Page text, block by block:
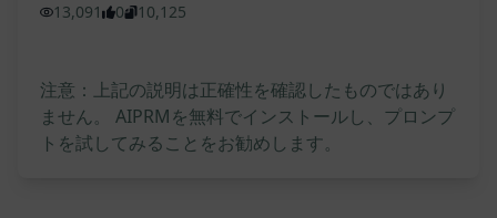
13,091 0 10,125
注意：上記の説明は正確性を確認したものではあり
ません。 AIPRMを無料でインストールし、プロンプ
トを試してみることをお勧めします。